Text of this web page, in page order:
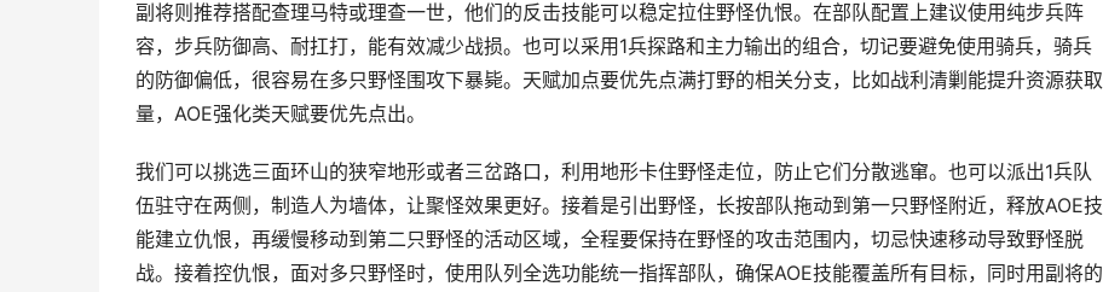
副将则推荐搭配查理马特或理查一世，他们的反击技能可以稳定拉住野怪仇恨。在部队配置上建议使用纯步兵阵
容，步兵防御高、耐扛打，能有效减少战损。也可以采用1兵探路和主力输出的组合，切记要避免使用骑兵，骑兵
的防御偏低，很容易在多只野怪围攻下暴毙。天赋加点要优先点满打野的相关分支，比如战利清剿能提升资源获取
量，AOE强化类天赋要优先点出。
我们可以挑选三面环山的狭窄地形或者三岔路口，利用地形卡住野怪走位，防止它们分散逃窜。也可以派出1兵队
伍驻守在两侧，制造人为墙体，让聚怪效果更好。接着是引出野怪，长按部队拖动到第一只野怪附近，释放AOE技
能建立仇恨，再缓慢移动到第二只野怪的活动区域，全程要保持在野怪的攻击范围内，切忌快速移动导致野怪脱
战。接着控仇恨，面对多只野怪时，使用队列全选功能统一指挥部队，确保AOE技能覆盖所有目标，同时用副将的